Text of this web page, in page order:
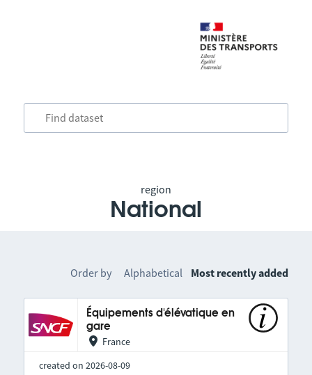
region
National
Order by Alphabetical Most recently added
Équipements d'élévatique en
gare
France
created on 2026-08-09